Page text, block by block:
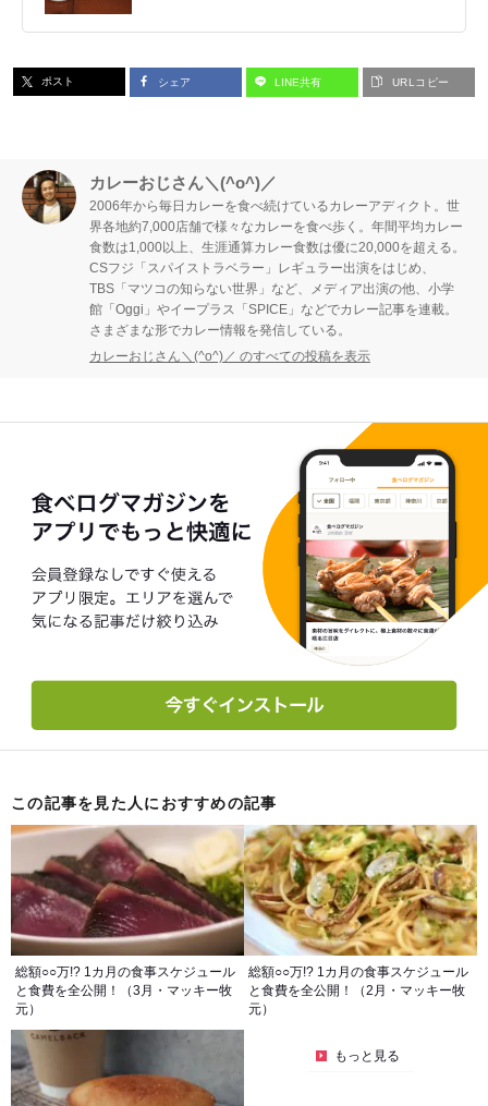
ポスト シェア LINE共有 URLコピー
カレーおじさん＼(^o^)／
2006年から毎日カレーを食べ続けているカレーアディクト。世
界各地約7,000店舗で様々なカレーを食べ歩く。年間平均カレー
食数は1,000以上、生涯通算カレー食数は優に20,000を超える。
CSフジ「スパイストラベラー」レギュラー出演をはじめ、
TBS「マツコの知らない世界」など、メディア出演の他、小学
館「Oggi」やイープラス「SPICE」などでカレー記事を連載。
さまざまな形でカレー情報を発信している。
カレーおじさん＼(^o^)／ のすべての投稿を表示
この記事を見た人におすすめの記事
総額○○万!? 1カ月の食事スケジュール
と食費を全公開！（3月・マッキー牧
元）
総額○○万!? 1カ月の食事スケジュール
と食費を全公開！（2月・マッキー牧
元）
もっと見る